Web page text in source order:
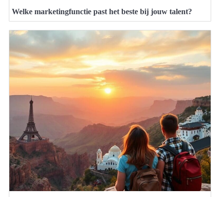
Welke marketingfunctie past het beste bij jouw talent?